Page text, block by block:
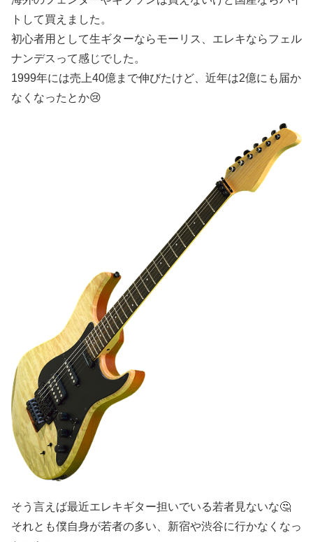
トして買えました。
初心者用として生ギターならモーリス、エレキならフェル
ナンデスって感じでした。
1999年には売上40億まで伸びたけど、近年は2億にも届か
なくなったとか😢
そう言えば最近エレキギター担いでいる若者見ないな🤔
それとも僕自身が若者の多い、新宿や渋谷に行かなくなっ